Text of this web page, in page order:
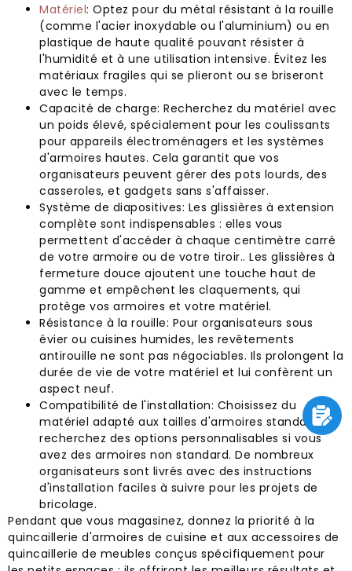
Matériel: Optez pour du métal résistant à la rouille
(comme l'acier inoxydable ou l'aluminium) ou en
plastique de haute qualité pouvant résister à
l'humidité et à une utilisation intensive. Évitez les
matériaux fragiles qui se plieront ou se briseront
avec le temps.
Capacité de charge: Recherchez du matériel avec
un poids élevé, spécialement pour les coulissants
pour appareils électroménagers et les systèmes
d'armoires hautes. Cela garantit que vos
organisateurs peuvent gérer des pots lourds, des
casseroles, et gadgets sans s'affaisser.
Système de diapositives: Les glissières à extension
complète sont indispensables : elles vous
permettent d'accéder à chaque centimètre carré
de votre armoire ou de votre tiroir.. Les glissières à
fermeture douce ajoutent une touche haut de
gamme et empêchent les claquements, qui
protège vos armoires et votre matériel.
Résistance à la rouille: Pour organisateurs sous
évier ou cuisines humides, les revêtements
antirouille ne sont pas négociables. Ils prolongent la
durée de vie de votre matériel et lui confèrent un
aspect neuf.
Compatibilité de l'installation: Choisissez du
matériel adapté aux tailles d'armoires standard, ou
recherchez des options personnalisables si vous
avez des armoires non standard. De nombreux
organisateurs sont livrés avec des instructions
d'installation faciles à suivre pour les projets de
bricolage.
Pendant que vous magasinez, donnez la priorité à la
quincaillerie d'armoires de cuisine et aux accessoires de
quincaillerie de meubles conçus spécifiquement pour